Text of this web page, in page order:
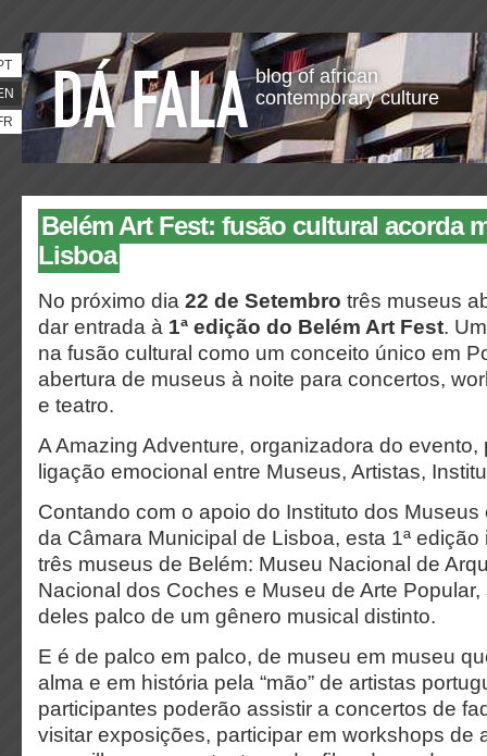
blog of african
contemporary culture
Belém Art Fest: fusão cultural acorda
Lisboa
No próximo dia 22 de Setembro três museus
dar entrada à 1ª edição do Belém Art Fest.
na fusão cultural como um conceito único em
abertura de museus à noite para concertos,
e teatro.
A Amazing Adventure, organizadora do evento,
ligação emocional entre Museus, Artistas,
Contando com o apoio do Instituto dos
da Câmara Municipal de Lisboa, esta 1ª
três museus de Belém: Museu Nacional de
Nacional dos Coches e Museu de Arte
deles palco de um gênero musical distinto.
E é de palco em palco, de museu em museu
alma e em história pela “mão” de artistas
participantes poderão assistir a concertos de
visitar exposições, participar em workshops de